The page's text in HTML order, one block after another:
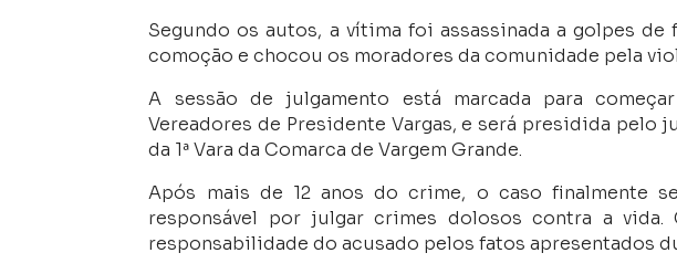
Segundo os autos, a vítima foi assassinada a golpes de
comoção e chocou os moradores da comunidade pela
A sessão de julgamento está marcada para
Vereadores de Presidente Vargas, e será presidida
da 1ª Vara da Comarca de Vargem Grande.
Após mais de 12 anos do crime, o caso finalmente
responsável por julgar crimes dolosos contra a
responsabilidade do acusado pelos fatos apresentados